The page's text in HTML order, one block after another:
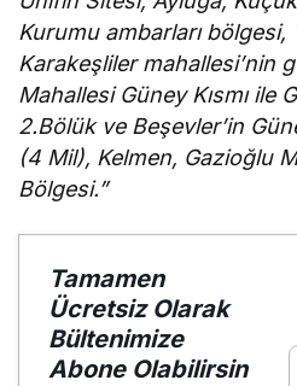
Kurumu ambarları bölgesi,
Karakeşliler mahallesi’nin
Mahallesi Güney Kısmı ile
2.Bölük ve Beşevler’in
(4 Mil), Kelmen, Gazioğlu
Bölgesi.”
Tamamen
Ücretsiz Olarak
Bültenimize
Abone Olabilirsin